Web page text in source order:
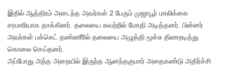
இதில் ஆத்திரம் அடைந்த அவர்கள் 2 பேரும் முஜாபூர் மாலிக்கை
சரமாரியாக தாக்கினர். தலையை சுவற்றில் மோதி அடித்தனர். பின்னர்
அவர்கள் பக்கெட் தண்ணீரில் தலையை அழுத்தி மூச்சு திணறடித்து
கொலை செய்தனர்.
அப்போது அந்த அறையில் இருந்த ஆனந்தகுமார் அதைகண்டு அதிர்ச்சி